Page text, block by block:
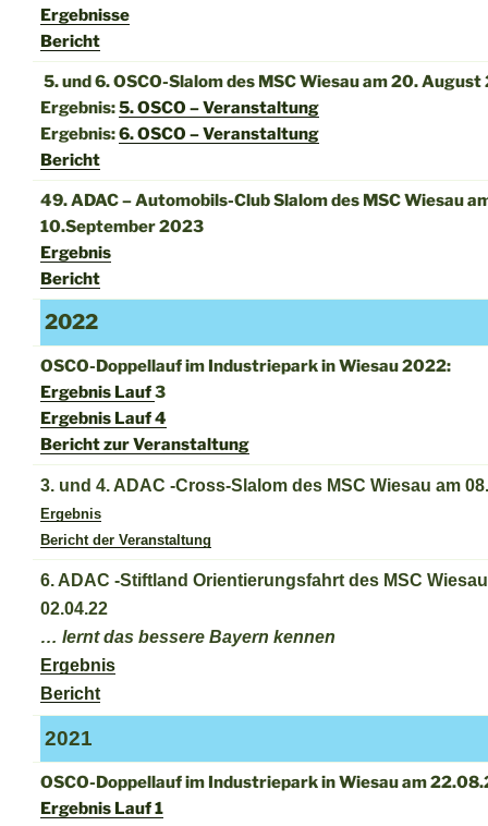
Ergebnisse
Bericht
5. und 6. OSCO-Slalom des MSC Wiesau am 20.
Ergebnis:5. OSCO – Veranstaltung
Ergebnis:6. OSCO – Veranstaltung
Bericht
49. ADAC – Automobils-Club Slalom des MSC Wiesau
10.September 2023
Ergebnis
Bericht
2022
OSCO-Doppellauf im Industriepark in Wiesau 2022:
Ergebnis Lauf3
Ergebnis Lauf 4
Bericht zur Veranstaltung
3. und 4. ADAC -Cross-Slalom des MSC Wiesau am
Ergebnis
Bericht der Veranstaltung
6. ADAC -Stiftland Orientierungsfahrt des MSC
02.04.22
… lernt das bessere Bayern kennen
Ergebnis
Bericht
2021
OSCO-Doppellauf im Industriepark in Wiesau am
Ergebnis Lauf 1